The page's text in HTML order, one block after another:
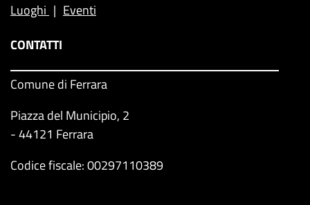
Luoghi
Eventi
CONTATTI
Comune di Ferrara
Piazza del Municipio, 2
- 44121 Ferrara
Codice fiscale: 00297110389